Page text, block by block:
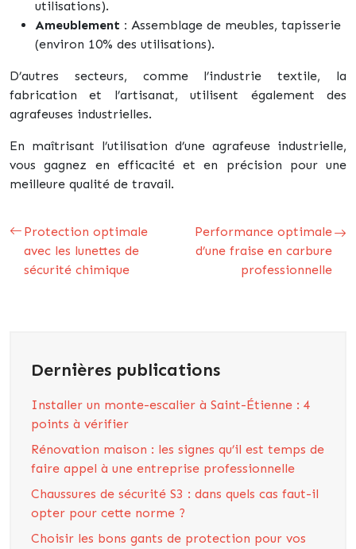
utilisations).
Ameublement : Assemblage de meubles, tapisserie
(environ 10% des utilisations).
D’autres secteurs, comme l’industrie textile, la
fabrication et l’artisanat, utilisent également des
agrafeuses industrielles.
En maîtrisant l’utilisation d’une agrafeuse industrielle,
vous gagnez en efficacité et en précision pour une
meilleure qualité de travail.
Protection optimale
avec les lunettes de
sécurité chimique
Performance optimale
d’une fraise en carbure
professionnelle
Dernières publications
Installer un monte-escalier à Saint-Étienne : 4
points à vérifier
Rénovation maison : les signes qu’il est temps de
faire appel à une entreprise professionnelle
Chaussures de sécurité S3 : dans quels cas faut-il
opter pour cette norme ?
Choisir les bons gants de protection pour vos